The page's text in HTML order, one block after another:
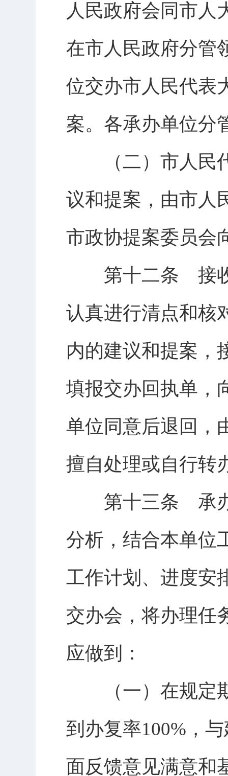
人民政府会同市人
在市人民政府分管
位交办市人民代表
案。各承办单位分
（二）市人民代
议和提案，由市人
市政协提案委员会
第十二条 接收
认真进行清点和核
内的建议和提案，
填报交办回执单，
单位同意后退回，
擅自处理或自行转
第十三条 承办
分析，结合本单位
工作计划、进度安
交办会，将办理任
应做到：
（一）在规定期
到办复率100%，
面反馈意见满意和